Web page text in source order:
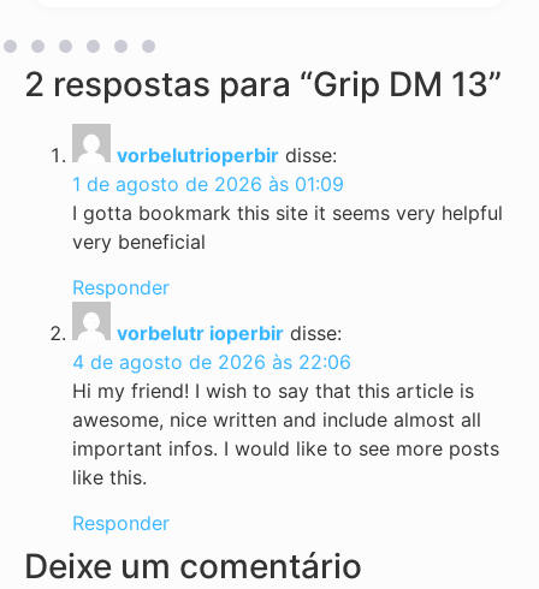
2 respostas para “Grip DM 13”
vorbelutrioperbir disse:
1 de agosto de 2026 às 01:09
I gotta bookmark this site it seems very helpful
very beneficial
Responder
vorbelutr ioperbir disse:
4 de agosto de 2026 às 22:06
Hi my friend! I wish to say that this article is
awesome, nice written and include almost all
important infos. I would like to see more posts
like this.
Responder
Deixe um comentário